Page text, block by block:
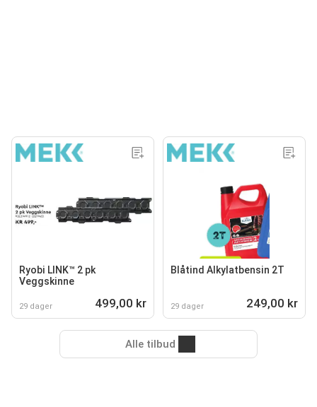
Ryobi LINK™ 2 pk
Veggskinne
29 dager 499,00 kr
Blåtind Alkylatbensin 2T
29 dager 249,00 kr
Alle tilbud